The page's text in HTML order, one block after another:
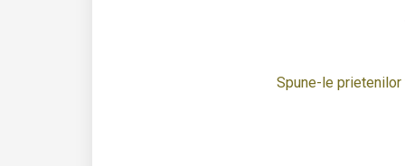
Spune-le prietenilor